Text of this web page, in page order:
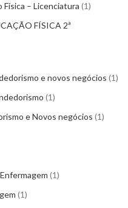
– Licenciatura 1
FÍSICA 2ª
e novos negócios 1
1
e Novos negócios 1
1
1